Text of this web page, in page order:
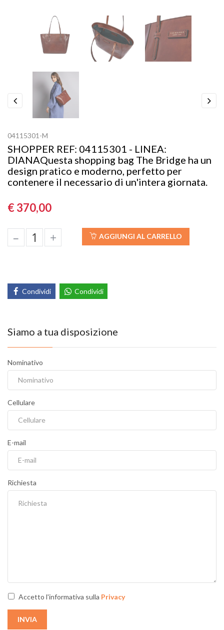
04115301-M
SHOPPER REF: 04115301 - LINEA:
DIANAQuesta shopping bag The Bridge ha un
design pratico e moderno, perfetto per
contenere il necessario di un'intera giornata.
€ 370,00
– + AGGIUNGI AL CARRELLO
Condividi Condividi
Siamo a tua disposizione
Nominativo
Cellulare
E-mail
Richiesta
Accetto l'informativa sulla Privacy
INVIA